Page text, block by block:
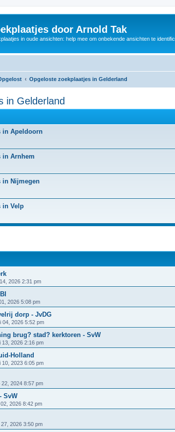
door Arnold Tak
in oude ansichten: help mee om onbekende ansichten te
Opgeloste zoekplaatjes in Gelderland
in Gelderland
in Apeldoorn
in Arnhem
in Nijmegen
in Velp
2026 2:31 pm
2026 5:08 pm
dorp - JvDG
04, 2026 5:52 pm
brug? stad? kerktoren - SvW
13, 2026 2:16 pm
Holland
10, 2023 6:05 pm
2024 8:57 pm
SvW
2026 8:42 pm
2026 3:50 pm